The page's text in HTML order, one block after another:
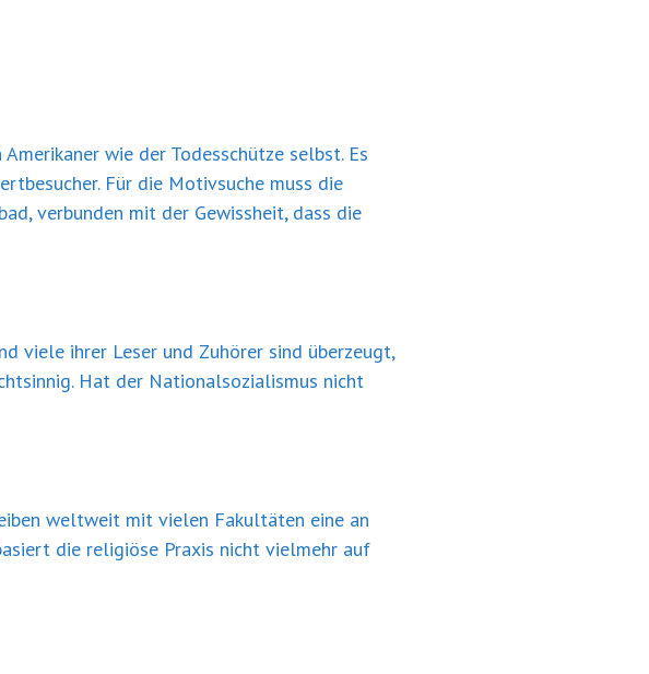
wie der Todesschütze selbst. Es
Für die Motivsuche muss die
verbunden mit der Gewissheit, dass die
viele ihrer Leser und Zuhörer sind überzeugt,
Hat der Nationalsozialismus nicht
weltweit mit vielen Fakultäten eine an
die religiöse Praxis nicht vielmehr auf